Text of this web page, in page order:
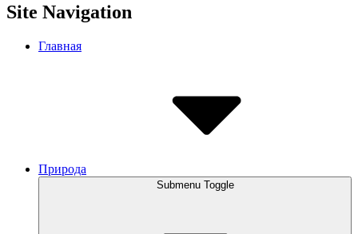
Site Navigation
Главная
Природа
Submenu Toggle